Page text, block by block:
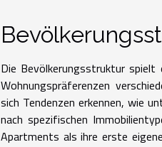
Die Bevölkerungsstruktur
Wohnungspräferenzen
sich Tendenzen erkennen, wie
nach spezifischen
Apartments als ihre erste